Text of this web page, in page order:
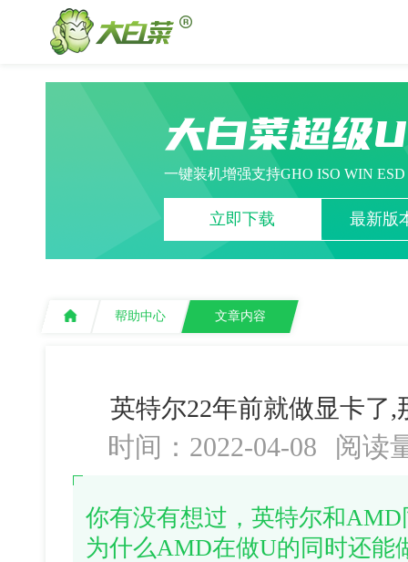
大白菜超级
一键装机增强支持GHO ISO WIN
立即下载 最新版
帮助中心 文章内容
英特尔22年前就做显卡了
时间：2022-04-08 阅读
你有没有想过，英特尔和
为什么AMD在做U的同时还能